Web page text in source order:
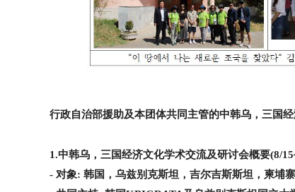
行政自治部援助及本团体共同主管的中韩乌，三国
1.中韩乌，三国经济文化学术交流及研讨会概要(8/
- 对象: 韩国，乌兹别克斯坦，吉尔吉斯斯坦，柬埔